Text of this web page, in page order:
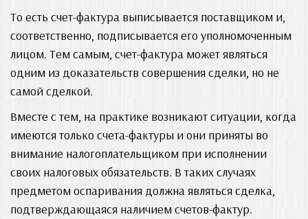
То есть счет-фактура выписывается поставщиком и,
соответственно, подписывается его уполномоченным
лицом. Тем самым, счет-фактура может являться
одним из доказательств совершения сделки, но не
самой сделкой.
Вместе с тем, на практике возникают ситуации, когда
имеются только счета-фактуры и они приняты во
внимание налогоплательщиком при исполнении
своих налоговых обязательств. В таких случаях
предметом оспаривания должна являться сделка,
подтверждающаяся наличием счетов-фактур.